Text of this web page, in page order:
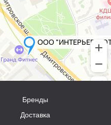
Бренды
Доставка